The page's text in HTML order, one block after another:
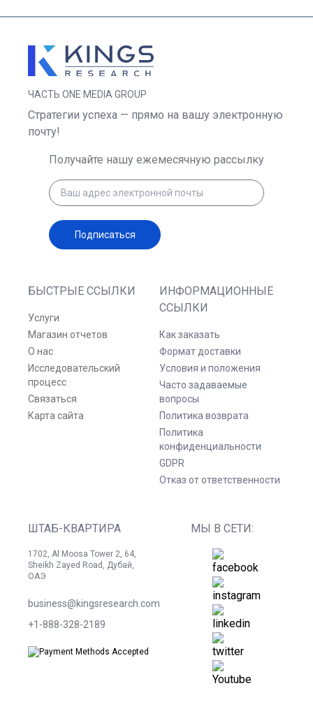
ЧАСТЬ ONE MEDIA GROUP
БЫСТРЫЕ ССЫЛКИ
Услуги
Магазин отчетов
О нас
Исследовательский
процесс
Связаться
Карта сайта
ИНФОРМАЦИОННЫЕ
ССЫЛКИ
Как заказать
Формат доставки
Условия и положения
Часто задаваемые
вопросы
Политика возврата
Политика
конфиденциальности
GDPR
Отказ от ответственности
ШТАБ-КВАРТИРА
1702, Al Moosa Tower 2, 64,
Sheikh Zayed Road, Дубай,
ОАЭ
business@kingsresearch.com
+1-888-328-2189
МЫ В СЕТИ:
Стратегии успеха — прямо на вашу электронную
почту!
Получайте нашу ежемесячную рассылку
Подписаться